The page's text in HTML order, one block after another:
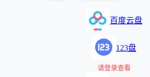
百度云盘
123盘
请登录查看